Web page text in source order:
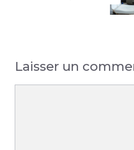
Laisser un